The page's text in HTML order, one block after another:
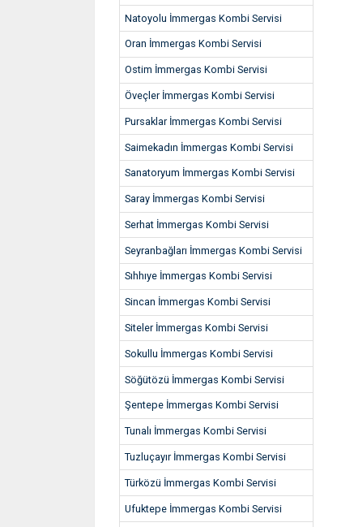
Natoyolu İmmergas Kombi Servisi
Oran İmmergas Kombi Servisi
Ostim İmmergas Kombi Servisi
Öveçler İmmergas Kombi Servisi
Pursaklar İmmergas Kombi Servisi
Saimekadın İmmergas Kombi Servisi
Sanatoryum İmmergas Kombi Servisi
Saray İmmergas Kombi Servisi
Serhat İmmergas Kombi Servisi
Seyranbağları İmmergas Kombi Servisi
Sıhhıye İmmergas Kombi Servisi
Sincan İmmergas Kombi Servisi
Siteler İmmergas Kombi Servisi
Sokullu İmmergas Kombi Servisi
Söğütözü İmmergas Kombi Servisi
Şentepe İmmergas Kombi Servisi
Tunalı İmmergas Kombi Servisi
Tuzluçayır İmmergas Kombi Servisi
Türközü İmmergas Kombi Servisi
Ufuktepe İmmergas Kombi Servisi